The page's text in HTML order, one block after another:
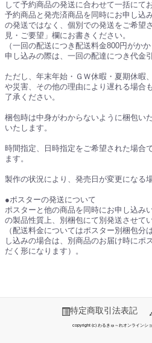
して予約商品の発送に合わせて一括にて
予約商品と発売済商品を同時にお申し込
の発送ではなく、個別での発送をご希望
見・ご要望」欄にお書きください。
（一回の配送につき配送料金800円がか
申し込みの際は、一回の配達につき代金
ただし、年末年始・ＧＷ休暇・夏期休暇
や災害、その他の理由により遅れる場合
了承ください。
梱包時は中身がわからないように梱包い
いたします。
時間指定、日時指定をご希望された場合
ます。
製作の状況により、発売日が変更になる
●ポスターの発送について
ポスターと他の商品を同時にお申し込み
の製品性質上、別梱包にて別発送させて
（配送料金についてはポスター別梱包分
し込みの場合は、別商品のお届け時にポ
だく形になります）。
特定商取引法表記
copyright (c) わるきゅ～れオンラインシ